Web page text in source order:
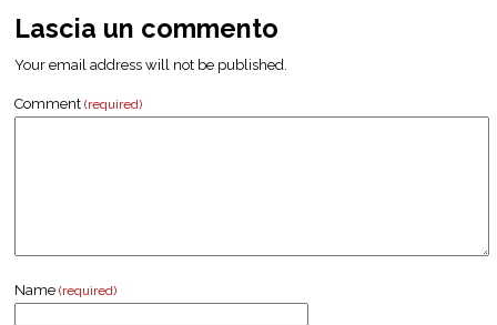
Lascia un commento
Your email address will not be published.
Comment (required)
Name (required)